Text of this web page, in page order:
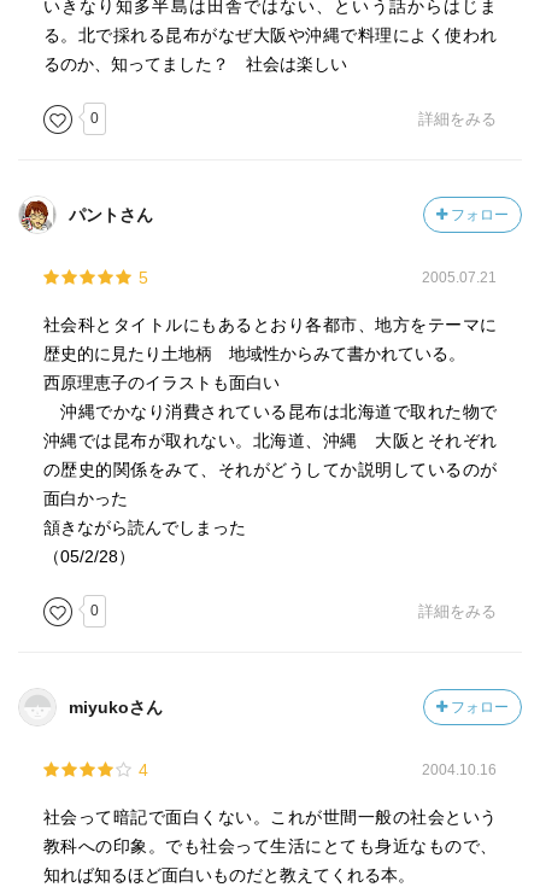
いきなり知多半島は田舎ではない、という話からはじま
る。北で採れる昆布がなぜ大阪や沖縄で料理によく使われ
るのか、知ってました？ 社会は楽しい
0 詳細をみる
パントさん フォロー
5 2005.07.21
社会科とタイトルにもあるとおり各都市、地方をテーマに
歴史的に見たり土地柄 地域性からみて書かれている。
西原理恵子のイラストも面白い
沖縄でかなり消費されている昆布は北海道で取れた物で
沖縄では昆布が取れない。北海道、沖縄 大阪とそれぞれ
の歴史的関係をみて、それがどうしてか説明しているのが
面白かった
頷きながら読んでしまった
（05/2/28）
0 詳細をみる
miyukoさん フォロー
4 2004.10.16
社会って暗記で面白くない。これが世間一般の社会という
教科への印象。でも社会って生活にとても身近なもので、
知れば知るほど面白いものだと教えてくれる本。